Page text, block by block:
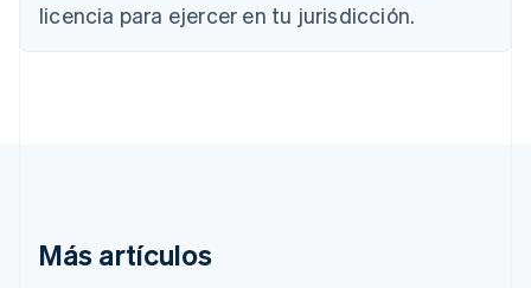
licencia para ejercer en tu jurisdicción.
Más artículos
简体中文English
English